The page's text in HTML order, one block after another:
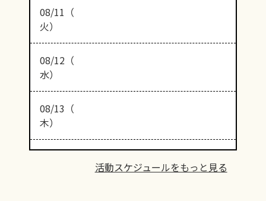
08/11（
火）
08/12（
水）
08/13（
木）
活動スケジュールをもっと見る